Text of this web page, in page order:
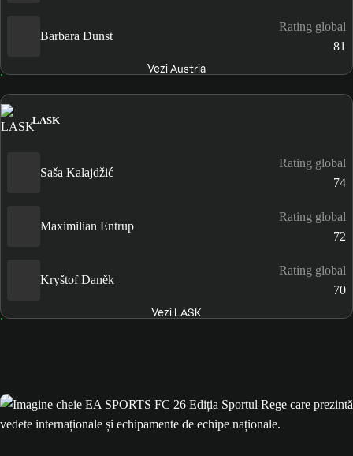
Barbara Dunst
Rating global
81
Vezi Austria
LASK
Saša Kalajdžić
Rating global
74
Maximilian Entrup
Rating global
72
Kryštof Daněk
Rating global
70
Vezi LASK